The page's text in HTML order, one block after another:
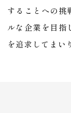
することへの挑
ルな企業を目指
を追求してまい